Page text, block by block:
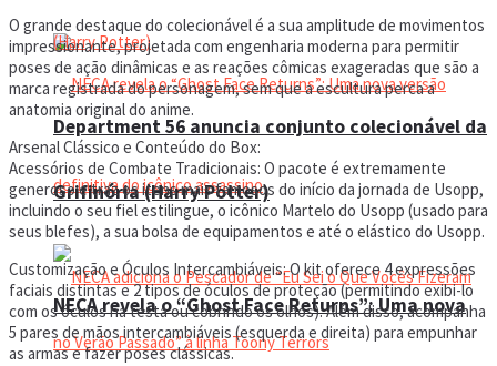
NECA revela o “Ghost Face Returns”: Uma nova
Department 56 anuncia conjunto colecionável da
Grifinória (Harry Potter)
O grande destaque do colecionável é a sua amplitude de movimentos
impressionante, projetada com engenharia moderna para permitir
poses de ação dinâmicas e as reações cômicas exageradas que são a
marca registrada do personagem, sem que a escultura perca a
anatomia original do anime.
Arsenal Clássico e Conteúdo do Box:
Acessórios de Combate Tradicionais: O pacote é extremamente
generoso e traz os itens mais famosos do início da jornada de Usopp,
incluindo o seu fiel estilingue, o icônico Martelo do Usopp (usado para
seus blefes), a sua bolsa de equipamentos e até o elástico do Usopp.
Customização e Óculos Intercambiáveis: O kit oferece 4 expressões
faciais distintas e 2 tipos de óculos de proteção (permitindo exibi-lo
com os óculos na testa ou cobrindo os olhos). Além disso, acompanha
5 pares de mãos intercambiáveis (esquerda e direita) para empunhar
as armas e fazer poses clássicas.